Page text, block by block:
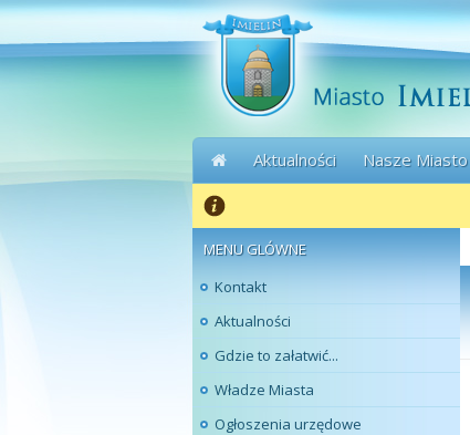
Aktualności Nasze Miasto
MENU GLÓWNE
Kontakt
Aktualności
Gdzie to załatwić...
Władze Miasta
Ogłoszenia urzędowe